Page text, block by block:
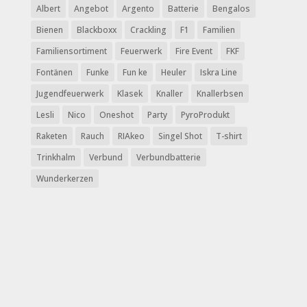
Albert Angebot Argento Batterie
Bengalos
Bienen
Blackboxx Crackling F1
Familien
Familiensortiment
Feuerwerk Fire Event
FKF
Fontänen
Funke Fun ke Heuler
Iskra Line
Jugendfeuerwerk
Klasek Knaller
Knallerbsen
Lesli
Nico Oneshot Party
PyroProdukt
Raketen
Rauch RIAkeo Singel Shot
T-shirt
Trinkhalm
Verbund
Verbundbatterie
Wunderkerzen